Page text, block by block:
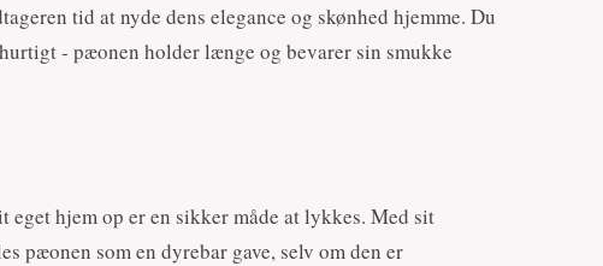
tid at nyde dens elegance og skønhed hjemme. Du
- pæonen holder længe og bevarer sin smukke
hjem op er en sikker måde at lykkes. Med sit
pæonen som en dyrebar gave, selv om den er